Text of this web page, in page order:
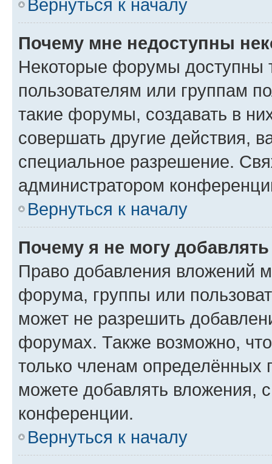
Вернуться к началу
Почему мне недоступны
Некоторые форумы доступны
пользователям или группам
такие форумы, создавать в
совершать другие действия,
специальное разрешение.
администратором
Вернуться к началу
Почему я не могу
Право добавления вложений
форума, группы или
может не разрешить
форумах. Также возможно,
только членам определённых
можете добавлять вложения,
конференции.
Вернуться к началу